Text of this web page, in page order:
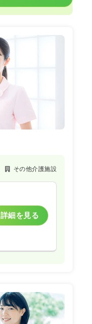
その他介護施設
詳細を見る